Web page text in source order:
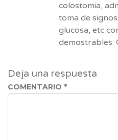
colostomia,
toma de
glucosa, etc
demostrables.
Deja una respuesta
COMENTARIO *